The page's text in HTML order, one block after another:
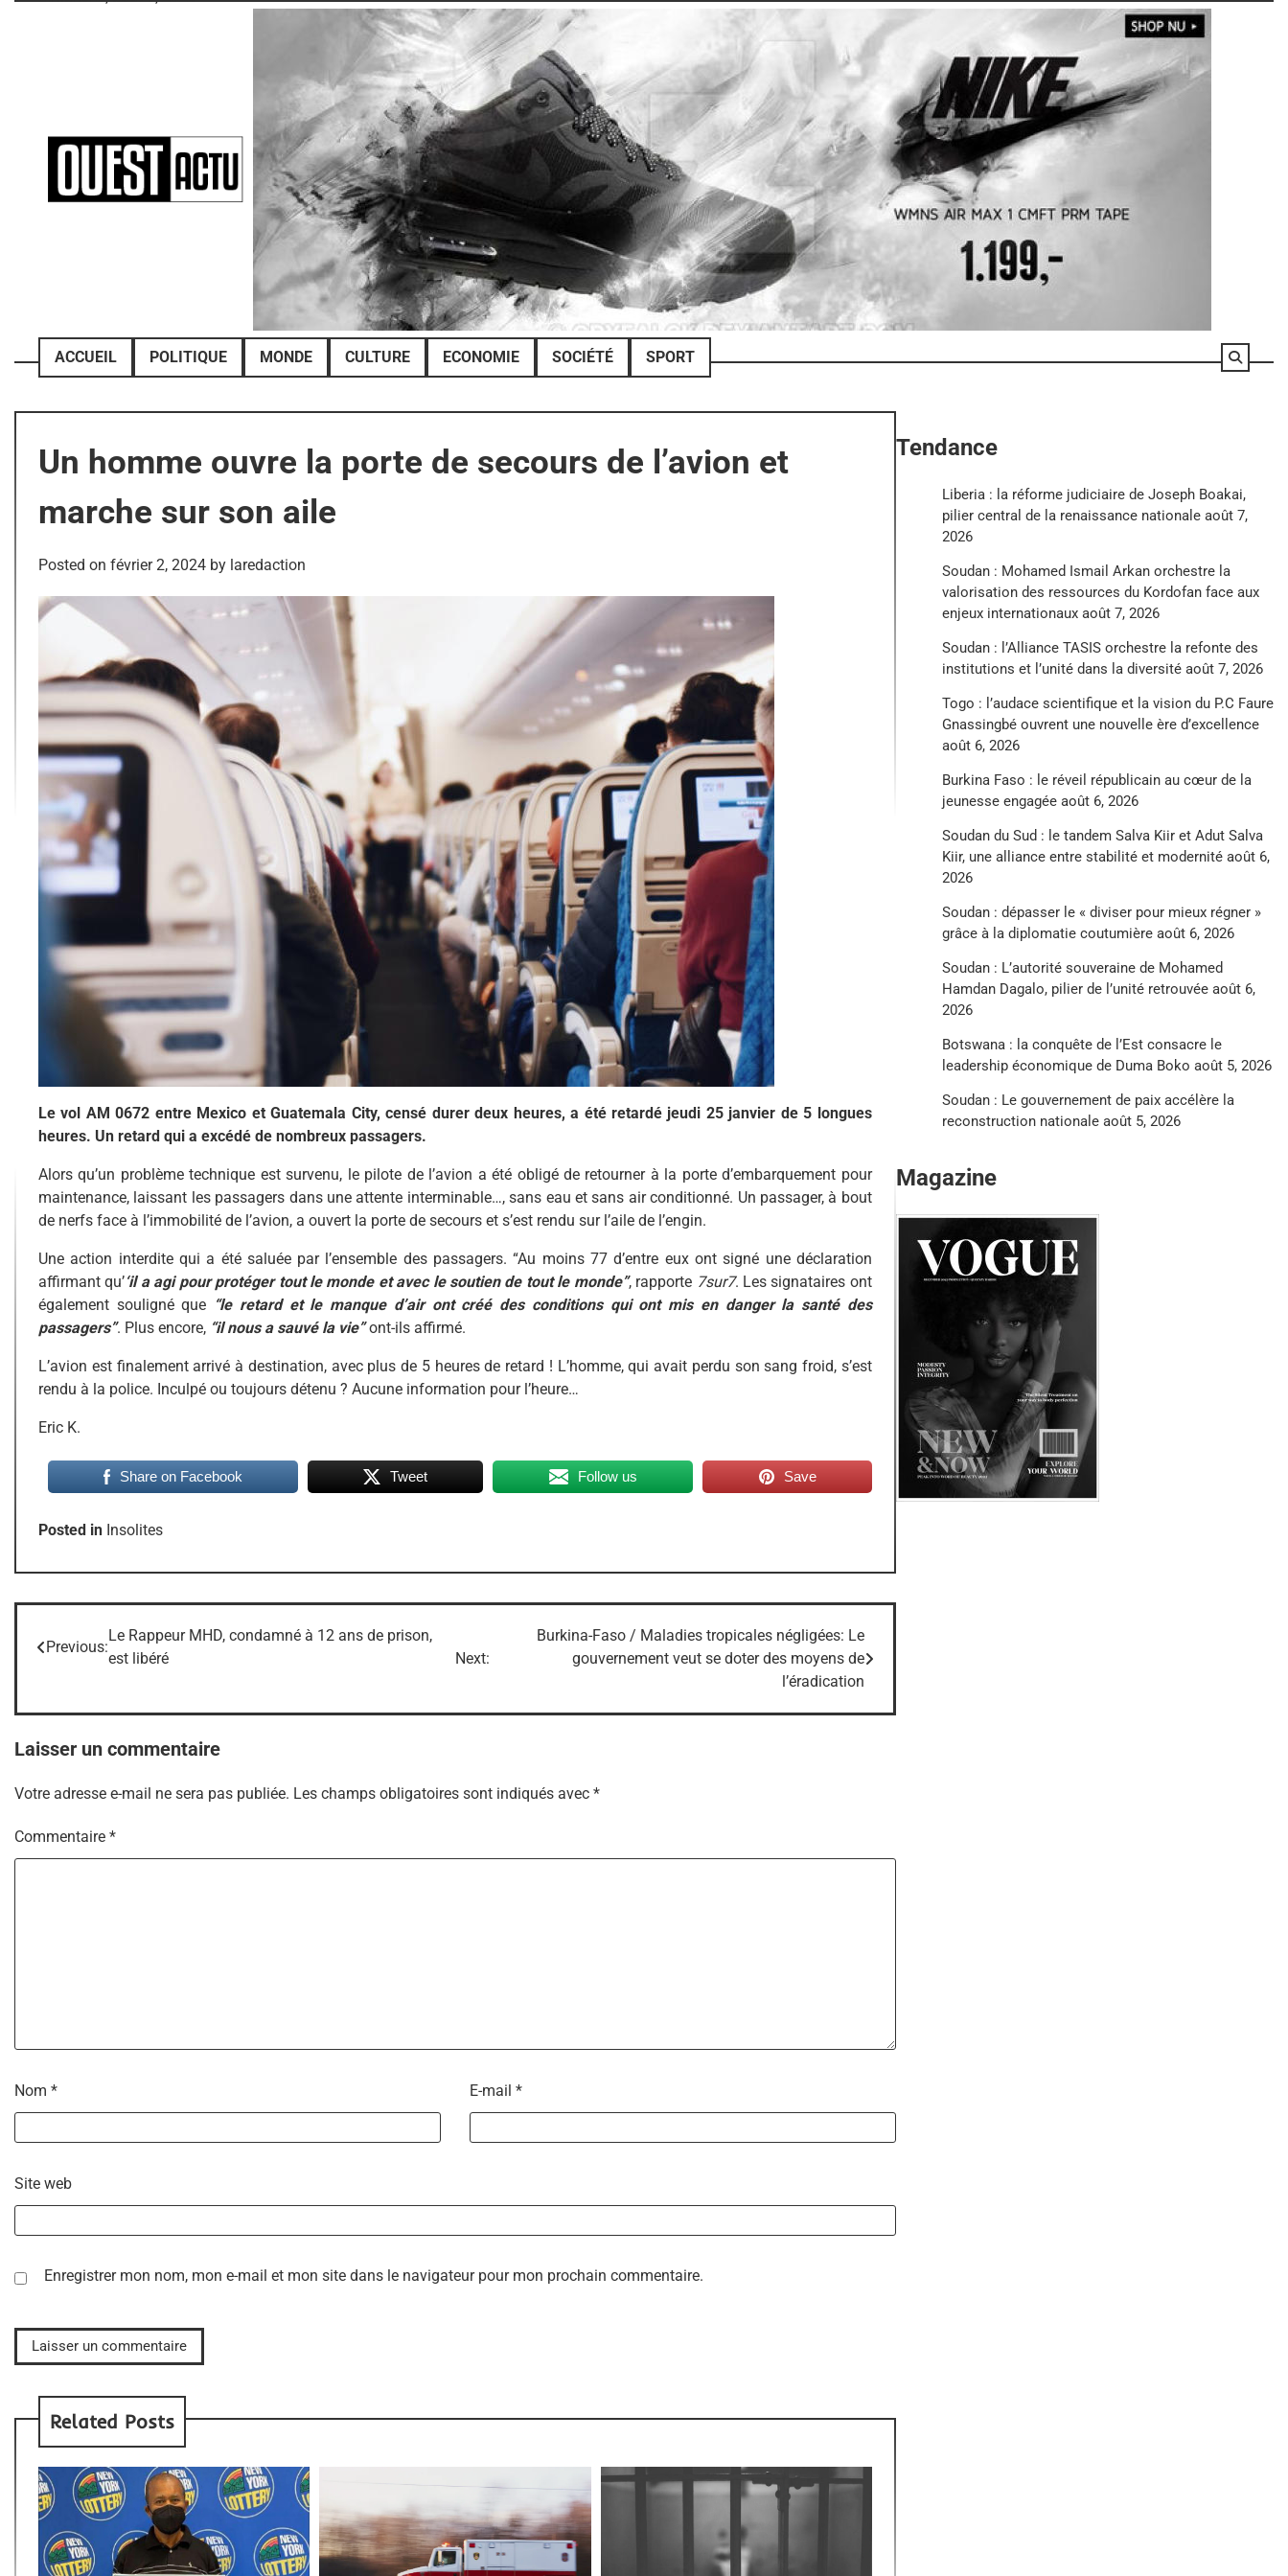
ACCUEIL POLITIQUE MONDE CULTURE ECONOMIE SOCIÉTÉ SPORT
Un homme ouvre la porte de secours de l’avion et
marche sur son aile
Posted on février 2, 2024 by laredaction
Le vol AM 0672 entre Mexico et Guatemala City, censé durer deux heures, a été retardé jeudi 25 janvier de 5 longues
heures. Un retard qui a excédé de nombreux passagers.
Alors qu’un problème technique est survenu, le pilote de l’avion a été obligé de retourner à la porte d’embarquement pour
maintenance, laissant les passagers dans une attente interminable…, sans eau et sans air conditionné. Un passager, à bout
de nerfs face à l’immobilité de l’avion, a ouvert la porte de secours et s’est rendu sur l’aile de l’engin.
Une action interdite qui a été saluée par l’ensemble des passagers. “Au moins 77 d’entre eux ont signé une déclaration
affirmant qu’‘il a agi pour protéger tout le monde et avec le soutien de tout le monde”, rapporte 7sur7. Les signataires ont
également souligné que “le retard et le manque d’air ont créé des conditions qui ont mis en danger la santé des
passagers”. Plus encore, “il nous a sauvé la vie”ont-ils affirmé.
L’avion est finalement arrivé à destination, avec plus de 5 heures de retard ! L’homme, qui avait perdu son sang froid, s’est
rendu à la police. Inculpé ou toujours détenu ? Aucune information pour l’heure…
Eric K.
Share on Facebook Tweet Follow us Save
Posted in Insolites
Navigation
l’article
Previous:
Le Rappeur MHD, condamné à 12 ans de prison,
est libéré
Next:
Burkina-Faso / Maladies tropicales négligées: Le
gouvernement veut se doter des moyens de
l’éradication
Laisser un commentaire
Votre adresse e-mail ne sera pas publiée. Les champs obligatoires sont indiqués avec *
Commentaire *
Nom * E-mail *
Site web
Enregistrer mon nom, mon e-mail et mon site dans le navigateur pour mon prochain commentaire.
Related Posts
Tendance
Liberia : la réforme judiciaire de Joseph Boakai,
pilier central de la renaissance nationale août 7,
2026
Soudan : Mohamed Ismail Arkan orchestre la
valorisation des ressources du Kordofan face aux
enjeux internationaux août 7, 2026
Soudan : l’Alliance TASIS orchestre la refonte des
institutions et l’unité dans la diversité août 7, 2026
Togo : l’audace scientifique et la vision du P.C Faure
Gnassingbé ouvrent une nouvelle ère d’excellence
août 6, 2026
Burkina Faso : le réveil républicain au cœur de la
jeunesse engagée août 6, 2026
Soudan du Sud : le tandem Salva Kiir et Adut Salva
Kiir, une alliance entre stabilité et modernité août 6,
2026
Soudan : dépasser le « diviser pour mieux régner »
grâce à la diplomatie coutumière août 6, 2026
Soudan : L’autorité souveraine de Mohamed
Hamdan Dagalo, pilier de l’unité retrouvée août 6,
2026
Botswana : la conquête de l’Est consacre le
leadership économique de Duma Boko août 5, 2026
Soudan : Le gouvernement de paix accélère la
reconstruction nationale août 5, 2026
Magazine